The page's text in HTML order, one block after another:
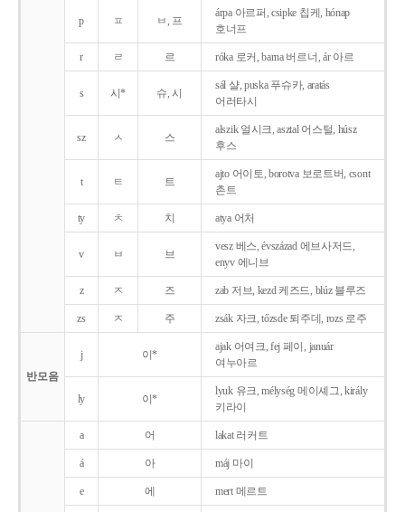
p ㅍ ㅂ, 프
árpa 아르퍼, csipke 칩케, hónap
호너프
r ㄹ 르 róka 로커, barna 버르너, ár 아르
s 시* 슈, 시
sál 샬, puska 푸슈카, aratás
어러타시
sz ㅅ 스
alszik 얼시크, asztal 어스털, húsz
후스
t ㅌ 트
ajto 어이토, borotva 보로트버, csont
촌트
ty ㅊ 치 atya 어처
v ㅂ 브
vesz 베스, évszázad 에브사저드,
enyv 에니브
z ㅈ 즈 zab 저브, kezd 케즈드, blúz 블루즈
zs ㅈ 주 zsák 자크, tőzsde 퇴주데, rozs 로주
반모음
j 이*
ajak 어여크, fej 페이, január
여누아르
ly 이*
lyuk 유크, mélység 메이셰그, király
키라이
a 어 lakat 러커트
á 아 máj 마이
e 에 mert 메르트